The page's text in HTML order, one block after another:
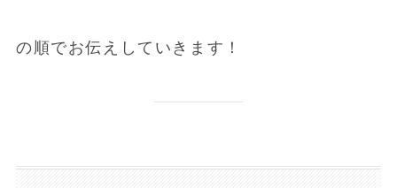
の順でお伝えしていきます！